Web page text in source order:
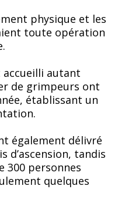
physique et les
toute opération
accueilli autant
de grimpeurs ont
établissant un
également délivré
d’ascension, tandis
300 personnes
quelques